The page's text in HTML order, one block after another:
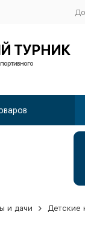
ТУРНИК
и дачи Детские